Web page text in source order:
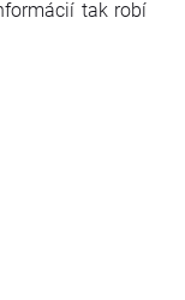
tak robí